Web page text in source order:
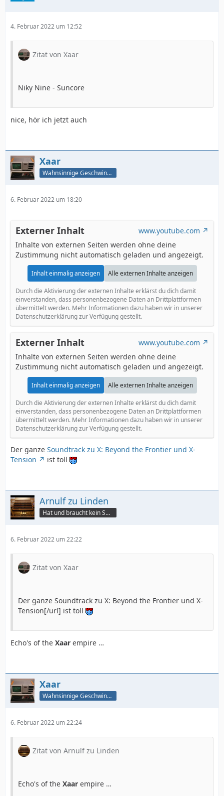
4. Februar 2022 um 12:52
Zitat von Xaar
Niky Nine - Suncore
nice, hör ich jetzt auch
Xaar
Wahnsinnige Geschwindigkeit - und los!
6. Februar 2022 um 18:20
Externer Inhalt
www.youtube.com
Inhalte von externen Seiten werden ohne deine
Zustimmung nicht automatisch geladen und angezeigt.
Inhalt einmalig anzeigen Alle externen Inhalte anzeigen
Durch die Aktivierung der externen Inhalte erklärst du dich damit
einverstanden, dass personenbezogene Daten an Drittplattformen
übermittelt werden. Mehr Informationen dazu haben wir in unserer
Datenschutzerklärung zur Verfügung gestellt.
Externer Inhalt
www.youtube.com
Inhalte von externen Seiten werden ohne deine
Zustimmung nicht automatisch geladen und angezeigt.
Inhalt einmalig anzeigen Alle externen Inhalte anzeigen
Durch die Aktivierung der externen Inhalte erklärst du dich damit
einverstanden, dass personenbezogene Daten an Drittplattformen
übermittelt werden. Mehr Informationen dazu haben wir in unserer
Datenschutzerklärung zur Verfügung gestellt.
Der ganze Soundtrack zu X: Beyond the Frontier und X-
Tension
ist toll
Arnulf zu Linden
Hat und braucht kein Smartphone!
6. Februar 2022 um 22:22
Zitat von Xaar
Der ganze Soundtrack zu X: Beyond the Frontier und X-
Tension[/url] ist toll
Echo's of the Xaar empire …
Xaar
Wahnsinnige Geschwindigkeit - und los!
6. Februar 2022 um 22:24
Zitat von Arnulf zu Linden
Echo's of the Xaar empire …